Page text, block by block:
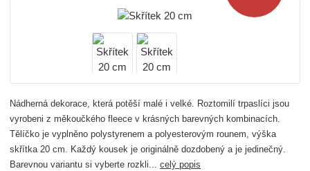
Nádherná dekorace, která potěší malé i velké. Roztomilí trpaslíci jsou
vyrobeni z měkoučkého fleece v krásných barevných kombinacích.
Tělíčko je vyplněno polystyrenem a polyesterovým rounem, výška
skřítka 20 cm. Každý kousek je originálně dozdobený a je jedinečný.
Barevnou variantu si vyberte rozkli...celý popis